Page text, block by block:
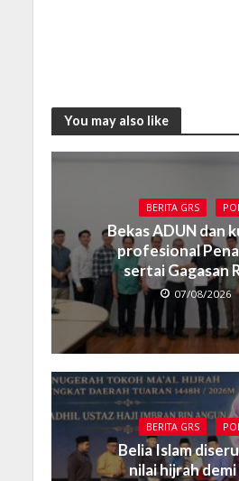
You may also like
BERITA GRS
Bekas ADUN dan
profesional
sertai Gagasan
07/08/2026
BERITA GRS
Belia Islam
nilai hijrah demi